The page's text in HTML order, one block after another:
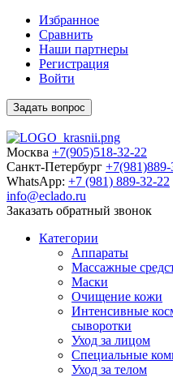
Избранное
Сравнить
Наши партнеры
Регистрация
Войти
Задать вопрос
Москва +7(905)518-32-22
Санкт-Петербург +7(981)889-
WhatsApp: +7 (981) 889-32-22
info@eclado.ru
Заказать обратный звонок
Категории
Аппараты
Массажные
Маски
Очищение кожи
Интенсивные
сыворотки
Уход за лицом
Специальные
Уход за телом